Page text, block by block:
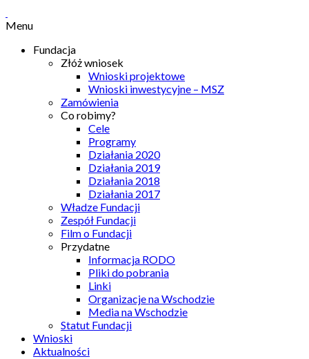
Menu
Fundacja
Złóż wniosek
Wnioski projektowe
Wnioski inwestycyjne – MSZ
Zamówienia
Co robimy?
Cele
Programy
Działania 2020
Działania 2019
Działania 2018
Działania 2017
Władze Fundacji
Zespół Fundacji
Film o Fundacji
Przydatne
Informacja RODO
Pliki do pobrania
Linki
Organizacje na Wschodzie
Media na Wschodzie
Statut Fundacji
Wnioski
Aktualności